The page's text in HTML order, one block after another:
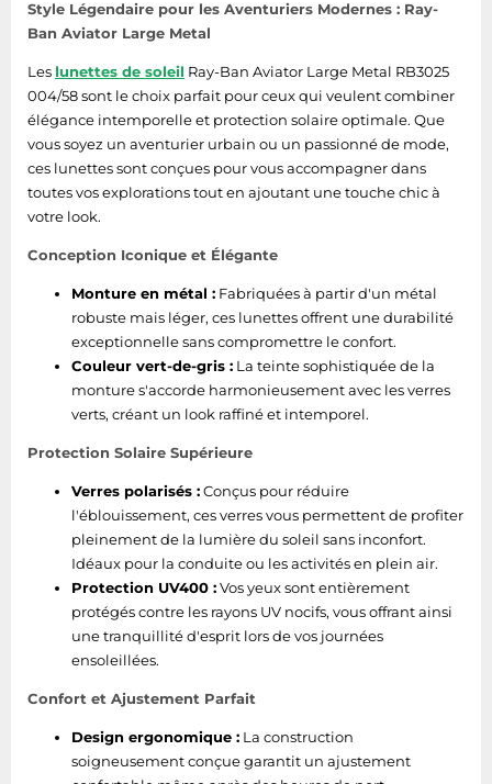
Style Légendaire pour les Aventuriers Modernes : Ray-
Ban Aviator Large Metal
Les lunettes de soleil Ray-Ban Aviator Large Metal RB3025
004/58 sont le choix parfait pour ceux qui veulent combiner
élégance intemporelle et protection solaire optimale. Que
vous soyez un aventurier urbain ou un passionné de mode,
ces lunettes sont conçues pour vous accompagner dans
toutes vos explorations tout en ajoutant une touche chic à
votre look.
Conception Iconique et Élégante
Monture en métal : Fabriquées à partir d'un métal
robuste mais léger, ces lunettes offrent une durabilité
exceptionnelle sans compromettre le confort.
Couleur vert-de-gris : La teinte sophistiquée de la
monture s'accorde harmonieusement avec les verres
verts, créant un look raffiné et intemporel.
Protection Solaire Supérieure
Verres polarisés :Conçus pour réduire
l'éblouissement, ces verres vous permettent de profiter
pleinement de la lumière du soleil sans inconfort.
Idéaux pour la conduite ou les activités en plein air.
Protection UV400 :Vos yeux sont entièrement
protégés contre les rayons UV nocifs, vous offrant ainsi
une tranquillité d'esprit lors de vos journées
ensoleillées.
Confort et Ajustement Parfait
Design ergonomique : La construction
soigneusement conçue garantit un ajustement